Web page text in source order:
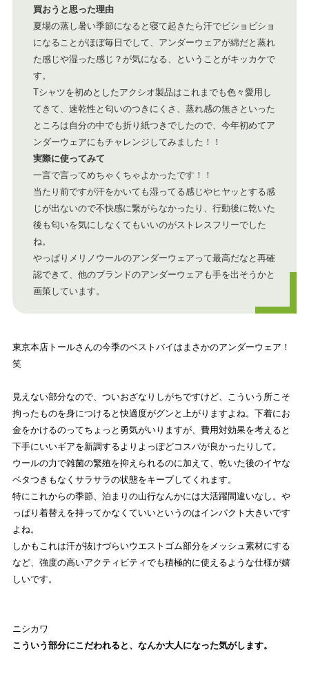
買おうと思った理由
夏場の蒸し暑い季節になると寝て起きたら汗でビショビショ
になることがほぼ毎日でして、アンダーウェアが綿だと蒸れ
た感じや湿った感じ？が気になる、ということがキッカケで
す。
Tシャツを初めとしたアクシオ製品はこれまでも色々愛用し
てきて、速乾性と匂いのつきにくさ、蒸れ感の無さといった
ところは自分の中でも折り紙つきでしたので、今年初めてア
ンダーウェアにもチャレンジしてみました！！
実際に使ってみて
一言で言ってめちゃくちゃよかったです！！
当たり前ですが汗をかいても湿ってる感じやヒヤッとする感
じが出ないので不快感に繋がらなかったり、行動後に乾いた
後も匂いを気にしなくてもいいのがストレスフリーでした
ね。
やっぱりメリノウールのアンダーウェアって最高だなと再確
認できて、他のブランドのアンダーウェアも手を出そうかと
画策しています。
東京本店トールさんの今季のベストバイはまさかのアンダーウェア！
笑
見えない部分なので、ついおざなりしがちですけど、こういう所こそ
拘ったものを身につけると快適度がグンと上がりますよね。下着にお
金をかけるのってちょっと勇気がいりますが、費用対効果を考えると
下手にいいギアを新調するよりよっぽどコスパが良かったりして。
ウールの力で雑菌の繁殖を抑えられるのに加えて、乾いた後のイヤな
ベタつきもなくサラサラの状態をキープしてくれます。
特にこれからの季節、泊まりの山行なんかには大活躍間違いなし。や
っぱり着替えを持ってかなくていいというのはインパクト大きいです
よね。
しかもこれは汗が抜けづらいウエストゴム部分をメッシュ素材にする
など、強度の高いアクティビティでも積極的に使えるような仕様が嬉
しいです。
ニシカワ
こういう部分にこだわれると、なんか大人になった気がします。